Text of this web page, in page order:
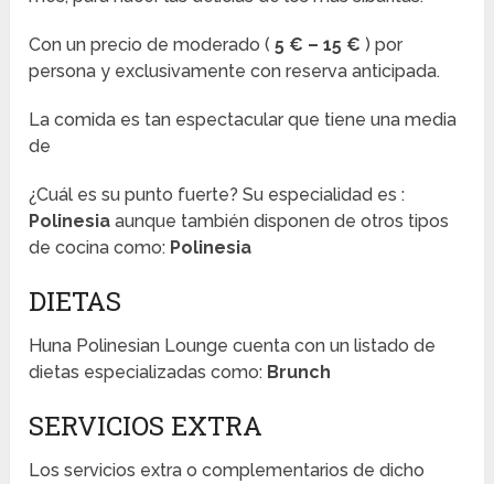
Con un precio de moderado (5 € – 15 € ) por
persona y exclusivamente con reserva anticipada.
La comida es tan espectacular que tiene una media
de
¿Cuál es su punto fuerte? Su especialidad es :
Polinesiaaunque también disponen de otros tipos
de cocina como: Polinesia
DIETAS
Huna Polinesian Lounge cuenta con un listado de
dietas especializadas como: Brunch
SERVICIOS EXTRA
Los servicios extra o complementarios de dicho